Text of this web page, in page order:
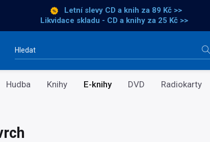
Letní slevy CD a knih za 89 Kč >>
Likvidace skladu - CD a knihy za 25 Kč >>
Vyhledávání
Hudba Knihy E-knihy DVD Radiokarty